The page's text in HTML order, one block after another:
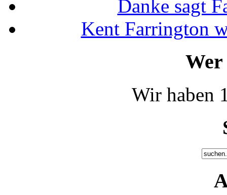
Danke sagt
Kent Farrington
Wir haben